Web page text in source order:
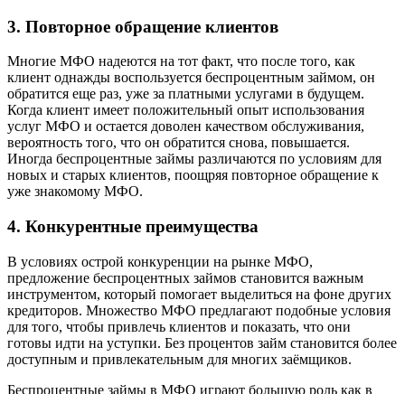
3. Повторное обращение клиентов
Многие МФО надеются на тот факт, что после того, как
клиент однажды воспользуется беспроцентным займом, он
обратится еще раз, уже за платными услугами в будущем.
Когда клиент имеет положительный опыт использования
услуг МФО и остается доволен качеством обслуживания,
вероятность того, что он обратится снова, повышается.
Иногда беспроцентные займы различаются по условиям для
новых и старых клиентов, поощряя повторное обращение к
уже знакомому МФО.
4. Конкурентные преимущества
В условиях острой конкуренции на рынке МФО,
предложение беспроцентных займов становится важным
инструментом, который помогает выделиться на фоне других
кредиторов. Множество МФО предлагают подобные условия
для того, чтобы привлечь клиентов и показать, что они
готовы идти на уступки. Без процентов займ становится более
доступным и привлекательным для многих заёмщиков.
Беспроцентные займы в МФО играют большую роль как в